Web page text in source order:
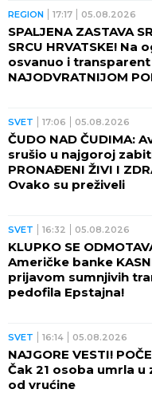
REGION 17:17 05.08.2026
SPALJENA ZASTAVA
SRCU HRVATSKE! Na
osvanuo i transparent
NAJODVRATNIJOM
SVET 17:06 05.08.2026
ČUDO NAD ČUDIMA:
srušio u najgoroj
PRONAĐENI ŽIVI I
Ovako su preživeli
SVET 16:32 05.08.2026
KLUPKO SE
Američke banke
prijavom sumnjivih
pedofila Epstajna!
SVET 16:14 05.08.2026
NAJGORE VESTI!
Čak 21 osoba umrla u
od vrućine